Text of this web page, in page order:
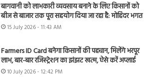
बागवानी को लाभकारी व्यवसाय बनाने के लिए किसानों को
बीज से बाजार तक पूरा सहयोग दिया जा रहा है: मोहिंदर भगत
15 July 2026 - 11:43 AM
Farmers ID Card बनेगा किसानों की पहचान, मिलेंगे भरपूर
लाभ, बार-बार रजिस्ट्रेशन का झंझट खत्म, ऐसे करें अप्लाई
10 July 2026 - 12:42 PM